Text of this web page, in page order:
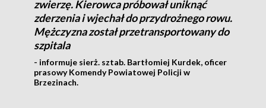
zwierzę. Kierowca próbował uniknąć
zderzenia i wjechał do przydrożnego rowu.
Mężczyzna został przetransportowany do
szpitala
- informuje sierż. sztab. Bartłomiej Kurdek, oficer
prasowy Komendy Powiatowej Policji w
Brzezinach.